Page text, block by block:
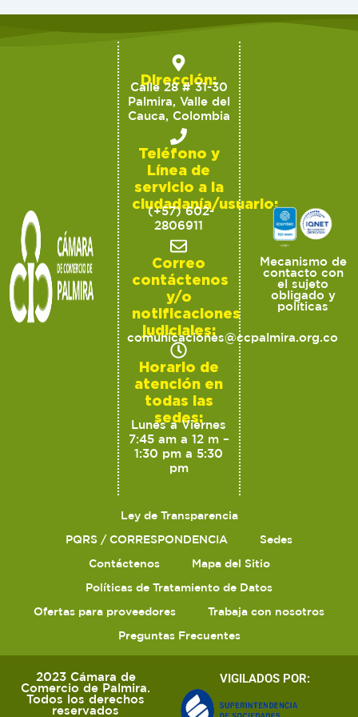
Dirección:
Calle 28 # 31-30
Palmira, Valle del
Cauca, Colombia
Teléfono y
Línea de
servicio a la
ciudadanía/usuario:
(+57) 602-
2806911
Correo
contáctenos
y/o
notificaciones
judiciales:
comunicaciones@ccpalmira.org.co
Horario de
atención en
todas las
sedes:
Lunes a Viernes
7:45 am a 12 m –
1:30 pm a 5:30
pm
Mecanismo de
contacto con
el sujeto
obligado y
políticas
Ley de Transparencia
PQRS / CORRESPONDENCIA
Sedes
Contáctenos
Mapa del Sitio
Políticas de Tratamiento de Datos
Ofertas para proveedores
Trabaja con nosotros
Preguntas Frecuentes
2023 Cámara de
Comercio de Palmira.
Todos los derechos
reservados
VIGILADOS POR: